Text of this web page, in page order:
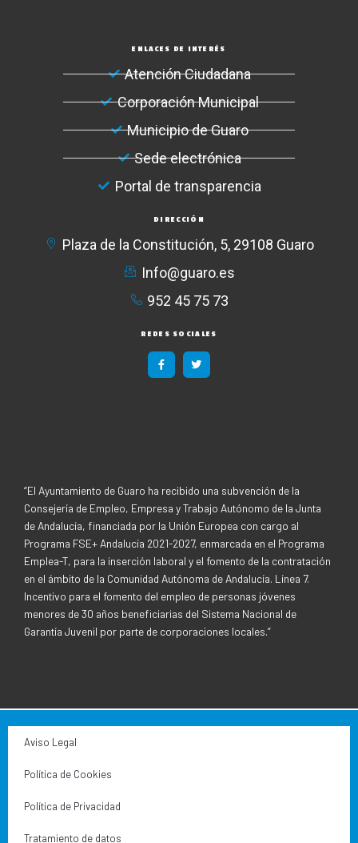
ENLACES DE INTERÉS
Atención Ciudadana
Corporación Municipal
Municipio de Guaro
Sede electrónica
Portal de transparencia
DIRECCIÓN
Plaza de la Constitución, 5, 29108 Guaro
Info@guaro.es
952 45 75 73​
REDES SOCIALES
a
c
e
w
i
t
“El Ayuntamiento de Guaro ha recibido una subvención de la
Consejería de Empleo, Empresa y Trabajo Autónomo de la Junta
de Andalucía, financiada por la Unión Europea con cargo al
Programa FSE+ Andalucía 2021-2027, enmarcada en el Programa
Emplea-T, para la inserción laboral y el fomento de la contratación
en el ámbito de la Comunidad Autónoma de Andalucía. Línea 7.
Incentivo para el fomento del empleo de personas jóvenes
menores de 30 años beneficiarias del Sistema Nacional de
Garantía Juvenil por parte de corporaciones locales.”
Aviso Legal
Política de Cookies
Política de Privacidad
Tratamiento de datos